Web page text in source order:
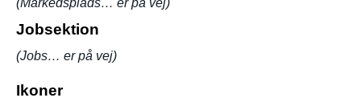
Jobsektion
(Jobs… er på vej)
Ikoner